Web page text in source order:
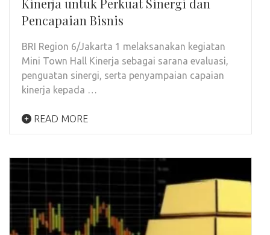
Kinerja untuk Perkuat Sinergi dan
Pencapaian Bisnis
BRI Region 6/Jakarta 1 melaksanakan kegiatan
Mini Town Hall Kinerja sebagai sarana evaluasi,
penguatan sinergi, serta penyampaian capaian
kinerja kepada …
READ MORE